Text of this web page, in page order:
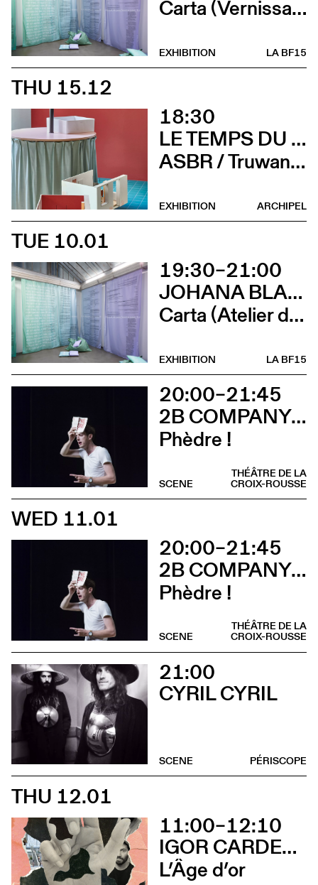
Carta (Vernissage)
LA BF15
EXHIBITION
THU 15.12
18:30
LE TEMPS DU DÉTAIL. EXTRAITS D’ARCHITECTURE SUISSE CONTEMPORAINE
ASBR / Truwant + Rodet +, Boltshauser Architekten AG, Buol & Zünd, COCI, Wilfried Dechau, Rahbaran Hürzeler Architects, Rapin Saiz Architectes (Vernissage)
ARCHIPEL
EXHIBITION
TUE 10.01
19:30–21:00
JOHANA BLANC ET SIMONE HOLLIGER
Carta (Atelier d’écriture de Johana Blanc)
LA BF15
EXHIBITION
20:00–21:45
2B COMPANY - FRANÇOIS GREMAUD
Phèdre !
THÉÂTRE DE LA
CROIX-ROUSSE
SCENE
WED 11.01
20:00–21:45
2B COMPANY - FRANÇOIS GREMAUD
Phèdre !
THÉÂTRE DE LA
CROIX-ROUSSE
SCENE
21:00
CYRIL CYRIL
PÉRISCOPE
SCENE
THU 12.01
11:00–12:10
IGOR CARDELLINI & TOMAS GONZALEZ
L’Âge d’or